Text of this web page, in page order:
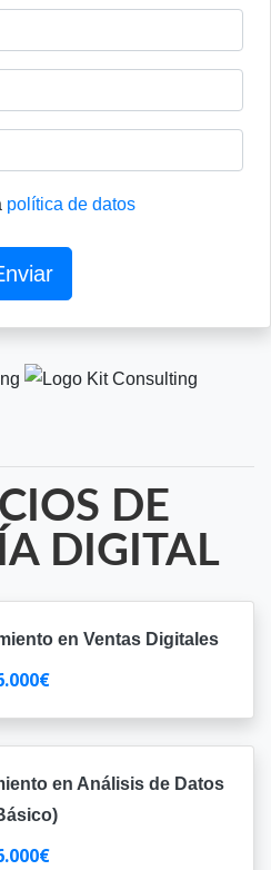
política de datos
DE
DIGITAL
en Ventas Digitales
en Análisis de Datos